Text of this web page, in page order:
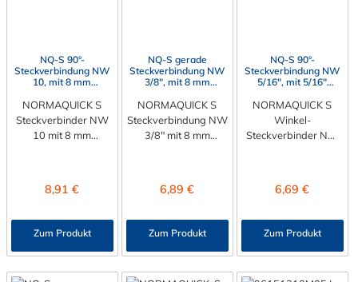
NQ-S 90°-
Steckverbindung NW
10, mit 8 mm
NORMAQUICK S
Steckverbinder NW
10 mit 8 mm
NW 10 mit 8 mm
Kunststoff, bestehend
aus Polyamid 6 und
12, mit einem
Regulärer Preis:
8,91 €
Zum Produkt
NQ-S gerade
Steckverbindung NW
3/8", mit 8 mm
NORMAQUICK S
Steckverbindung NW
3/8" mit 8 mm
NW 3/8" mit 8 mm
(Polyamid 6 und 12
mit einem
Glasfaseranteil
Regulärer Preis:
6,89 €
Zum Produkt
NQ-S 90°-
Steckverbindung NW
5/16", mit 5/16"
mm)
NORMAQUICK S
Winkel-
Steckverbinder NW
S Steckverbindung
aus Kunststoff
(Polyamid 6 und 12,
mit einem
Regulärer Preis:
6,69 €
Zum Produkt